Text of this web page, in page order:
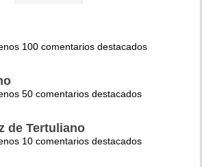
100 comentarios destacados
50 comentarios destacados
de Tertuliano
10 comentarios destacados